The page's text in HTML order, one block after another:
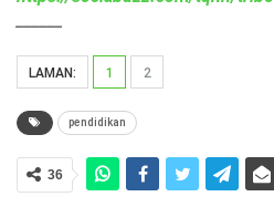
LAMAN: 1 2
pendidikan
36